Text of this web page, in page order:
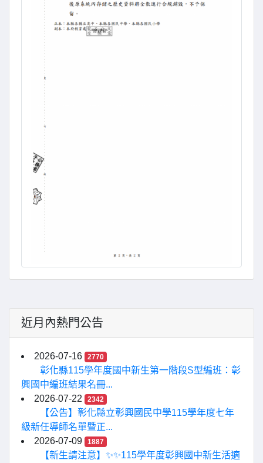
近月內熱門公告
2026-07-16 2770
彰化縣115學年度國中新生第一階段S型編班：彰
興國中編班結果名冊...
2026-07-22
2342
【公告】彰化縣立彰興國民中學115學年度七年
級新任導師名單暨正...
2026-07-09
1887
【新生請注意】✨✨115學年度彰興國中新生活適